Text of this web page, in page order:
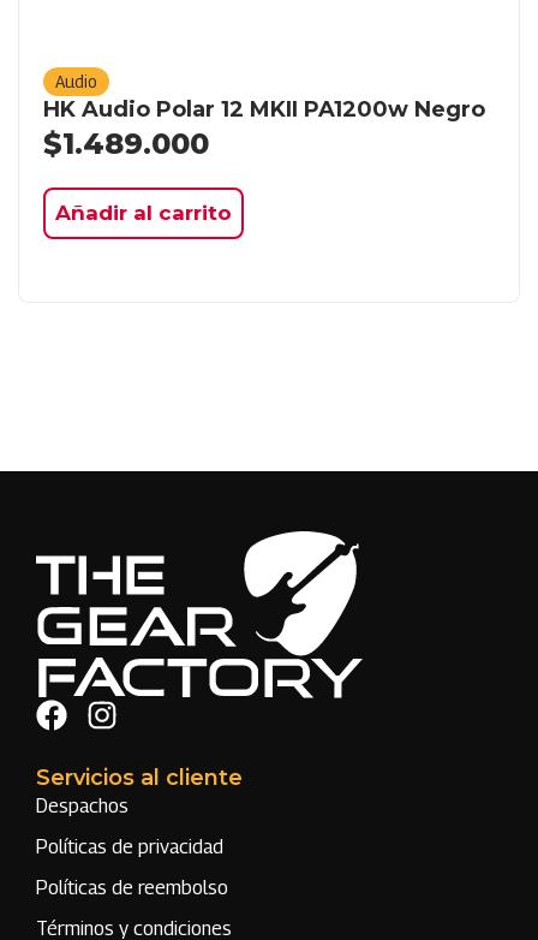
Audio
HK Audio Polar 12 MKII PA1200w Negro
$1.489.000
Añadir al carrito
Servicios al cliente
Despachos
Políticas de privacidad
Políticas de reembolso
Términos y condiciones